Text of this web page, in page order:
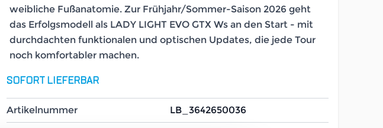
weibliche Fußanatomie. Zur Frühjahr/Sommer-Saison 2026 geht
das Erfolgsmodell als LADY LIGHT EVO GTX Ws an den Start - mit
durchdachten funktionalen und optischen Updates, die jede Tour
noch komfortabler machen.
SOFORT LIEFERBAR
Artikelnummer LB_3642650036